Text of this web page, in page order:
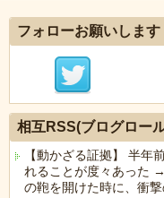
フォローお願いします
相互RSS(ブログロー
【動かざる証拠】 半年
れることが度々あった
の鞄を開けた時に、衝